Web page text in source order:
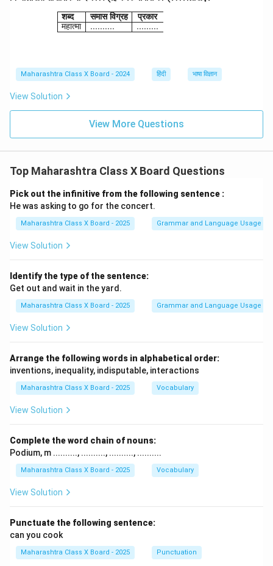
\begin{array}{|l|l|} \hline \textbf{शब्द} &
शब्द
महात्मा
समास विग्रह
..........
प्रकार
.........
Maharashtra Class X Board - 2024 हिंदी भाषा विज्ञान
View Solution
View More Questions
Top Maharashtra Class X Board Questions
Pick out the infinitive from the following sentence :
He was asking to go for the concert.
Maharashtra Class X Board - 2025 Grammar and Language Usage
View Solution
Identify the type of the sentence:
Get out and wait in the yard.
Maharashtra Class X Board - 2025 Grammar and Language Usage
View Solution
Arrange the following words in alphabetical order:
inventions, inequality, indisputable, interactions
Maharashtra Class X Board - 2025 Vocabulary
View Solution
Complete the word chain of nouns:
Podium, m .........., .........., .........., ..........
Maharashtra Class X Board - 2025 Vocabulary
View Solution
Punctuate the following sentence:
can you cook
Maharashtra Class X Board - 2025 Punctuation